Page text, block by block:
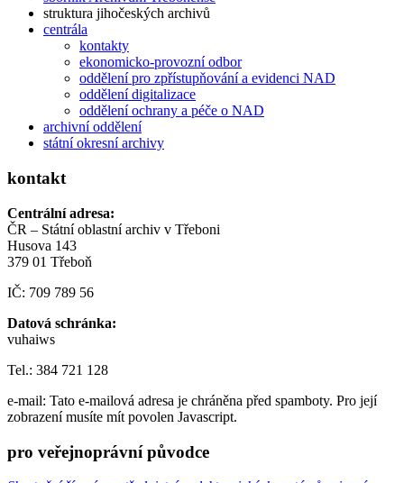
struktura jihočeských archivů
centrála
kontakty
ekonomicko-provozní odbor
oddělení pro zpřístupňování a evidenci NAD
oddělení digitalizace
oddělení ochrany a péče o NAD
archivní oddělení
státní okresní archivy
kontakt
Centrální adresa:
ČR – Státní oblastní archiv v Třeboni
Husova 143
379 01 Třeboň
IČ: 709 789 56
Datová schránka:
vuhaiws
Tel.: 384 721 128
e-mail: Tato e-mailová adresa je chráněna před spamboty. Pro její
zobrazení musíte mít povolen Javascript.
pro veřejnoprávní původce